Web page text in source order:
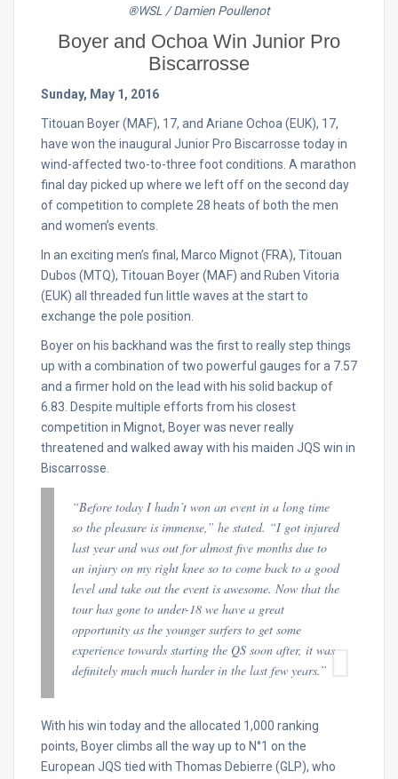
®WSL / Damien Poullenot
Boyer and Ochoa Win Junior Pro
Biscarrosse
Sunday, May 1, 2016
Titouan Boyer (MAF), 17, and Ariane Ochoa (EUK), 17,
have won the inaugural Junior Pro Biscarrosse today in
wind-affected two-to-three foot conditions. A marathon
final day picked up where we left off on the second day
of competition to complete 28 heats of both the men
and women’s events.
In an exciting men’s final, Marco Mignot (FRA), Titouan
Dubos (MTQ), Titouan Boyer (MAF) and Ruben Vitoria
(EUK) all threaded fun little waves at the start to
exchange the pole position.
Boyer on his backhand was the first to really step things
up with a combination of two powerful gauges for a 7.57
and a firmer hold on the lead with his solid backup of
6.83. Despite multiple efforts from his closest
competition in Mignot, Boyer was never really
threatened and walked away with his maiden JQS win in
Biscarrosse.
“Before today I hadn’t won an event in a long time
so the pleasure is immense,” he stated. “I got injured
last year and was out for almost five months due to
an injury on my right knee so to come back to a good
level and take out the event is awesome. Now that the
tour has gone to under-18 we have a great
opportunity as the younger surfers to get some
experience towards starting the QS soon after, it was
definitely much much harder in the last few years.”
With his win today and the allocated 1,000 ranking
points, Boyer climbs all the way up to N°1 on the
European JQS tied with Thomas Debierre (GLP), who